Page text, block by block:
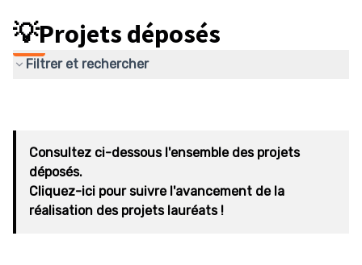
💡Projets déposés
Filtrer et rechercher
Consultez ci-dessous l'ensemble des projets
déposés.
Cliquez-ici pour suivre l'avancement de la
réalisation des projets lauréats !